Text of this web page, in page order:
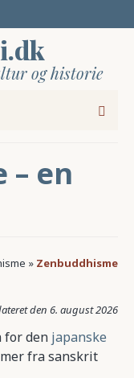
og historie
– en
» Zenbuddhisme
6. august 2026
for den japanske
fra sanskrit